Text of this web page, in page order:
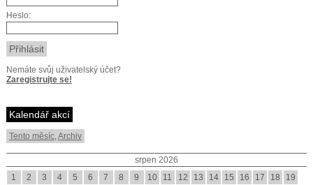
Heslo:
Nemáte svůj uživatelský účet?
Zaregistrujte se!
Kalendář akcí
Tento měsíc,Archiv
srpen 2026
1
2 3 4 5 6 7 8 9 10 11 12 13 14 15 16 17 18
19